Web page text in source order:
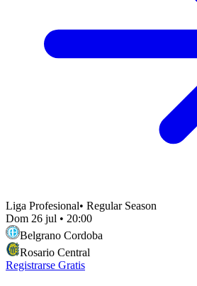
Liga Profesional• Regular Season
Dom 26 jul • 20:00
Belgrano Cordoba
Rosario Central
Registrarse Gratis